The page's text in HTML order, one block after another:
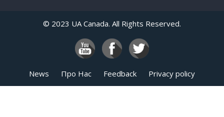
© 2023 UA Canada. All Rights Reserved.
News Про Нас Feedback Privacy policy